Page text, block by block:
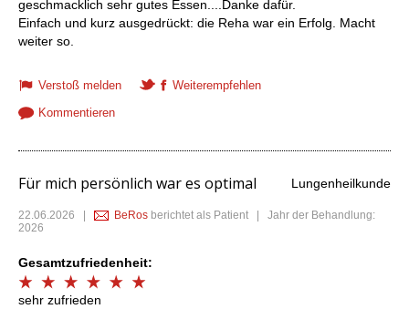
geschmacklich sehr gutes Essen....Danke dafür.
Einfach und kurz ausgedrückt: die Reha war ein Erfolg. Macht
weiter so.
Verstoß melden
Weiterempfehlen
Kommentieren
Für mich persönlich war es optimal Lungenheilkunde
22.06.2026 BeRos berichtet als Patient | Jahr der Behandlung:
2026
Gesamtzufriedenheit:
sehr zufrieden